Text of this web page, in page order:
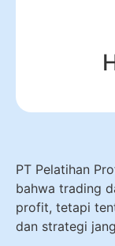
PT Pelatihan
bahwa trading
profit, tetapi
dan strategi